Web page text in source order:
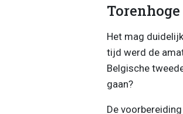
Het mag
tijd werd de
Belgische
gaan?
De